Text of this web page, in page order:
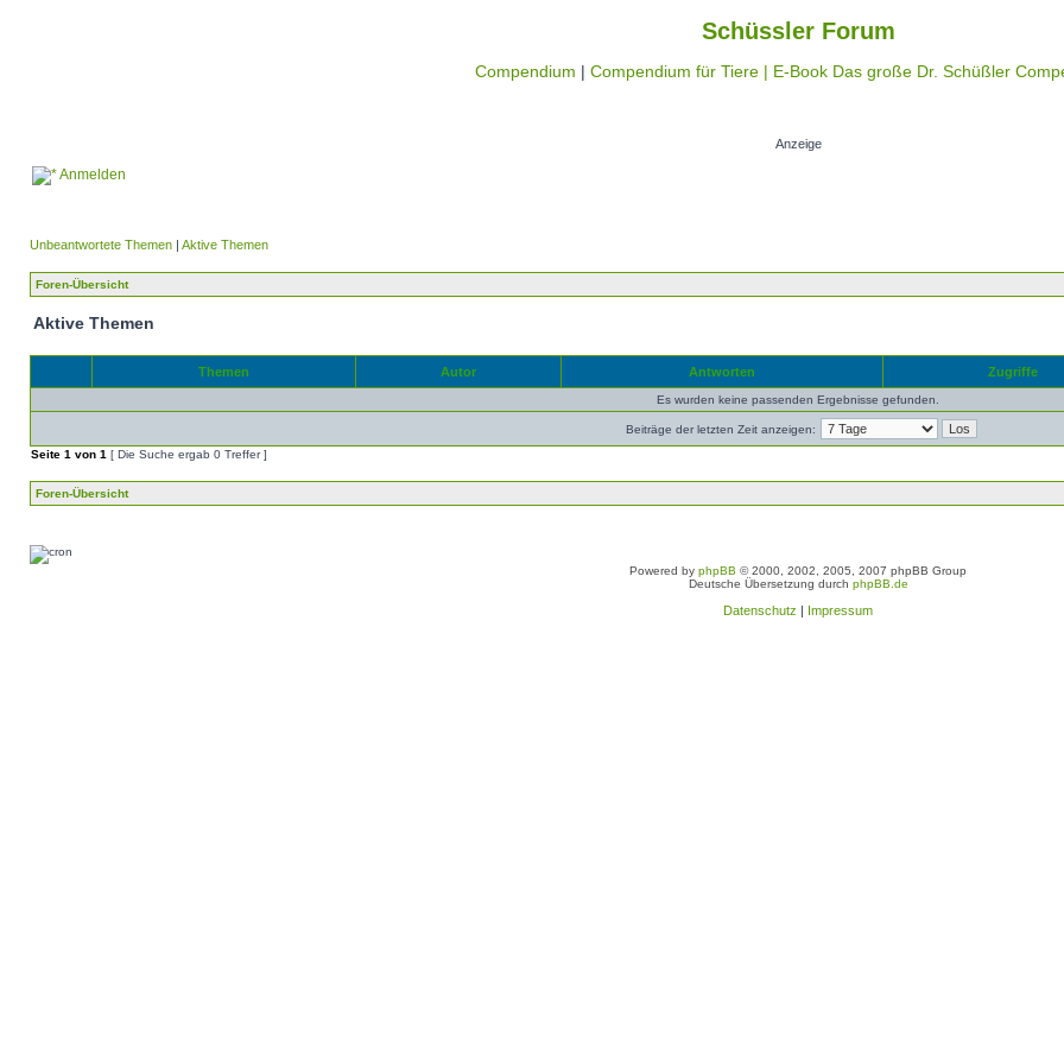
Schüssler Forum
Compendium | Compendium für Tiere | E-Book Das große Dr. Schüßler
Anzeige
Anmelden
Unbeantwortete Themen | Aktive Themen
Foren-Übersicht
Aktive Themen
Themen Autor Antworten Zugriffe
Es wurden keine passenden Ergebnisse gefunden.
Beiträge der letzten Zeit anzeigen:
Seite 1 von 1 [ Die Suche ergab 0 Treffer ]
Foren-Übersicht
Powered by phpBB © 2000, 2002, 2005, 2007 phpBB Group
Deutsche Übersetzung durch phpBB.de
Datenschutz | Impressum